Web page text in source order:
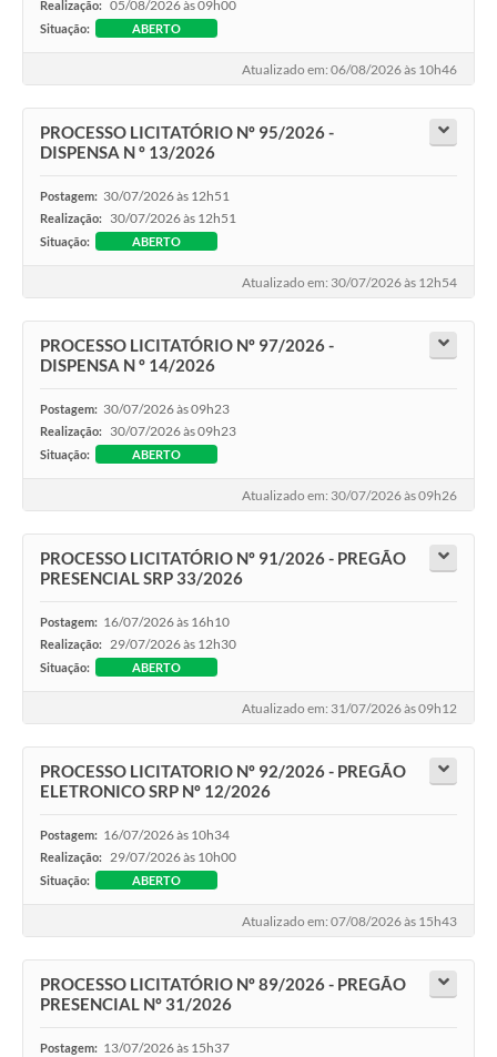
Realização: 05/08/2026 às 09h00
Situação: ABERTO
Atualizado em: 06/08/2026 às 10h46
PROCESSO LICITATÓRIO Nº 95/2026 -
DISPENSA N º 13/2026
Postagem: 30/07/2026 às 12h51
Realização: 30/07/2026 às 12h51
Situação: ABERTO
Atualizado em: 30/07/2026 às 12h54
PROCESSO LICITATÓRIO Nº 97/2026 -
DISPENSA N º 14/2026
Postagem: 30/07/2026 às 09h23
Realização: 30/07/2026 às 09h23
Situação: ABERTO
Atualizado em: 30/07/2026 às 09h26
PROCESSO LICITATÓRIO Nº 91/2026 - PREGÃO
PRESENCIAL SRP 33/2026
Postagem: 16/07/2026 às 16h10
Realização: 29/07/2026 às 12h30
Situação: ABERTO
Atualizado em: 31/07/2026 às 09h12
PROCESSO LICITATORIO Nº 92/2026 - PREGÃO
ELETRONICO SRP Nº 12/2026
Postagem: 16/07/2026 às 10h34
Realização: 29/07/2026 às 10h00
Situação: ABERTO
Atualizado em: 07/08/2026 às 15h43
PROCESSO LICITATÓRIO Nº 89/2026 - PREGÃO
PRESENCIAL Nº 31/2026
Postagem: 13/07/2026 às 15h37